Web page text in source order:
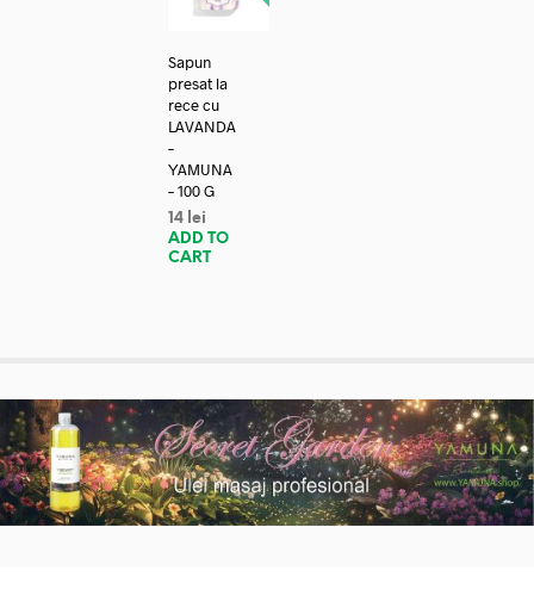
Sapun
presat la
rece cu
LAVANDA
–
YAMUNA
– 100 G
14 lei
ADD TO
CART